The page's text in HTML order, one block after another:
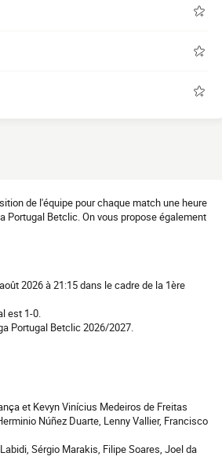
de l'équipe pour chaque match une heure
Portugal Betclic. On vous propose également
2026 à 21:15 dans le cadre de la 1ère
est 1-0.
Portugal Betclic 2026/2027.
et Kevyn Vinícius Medeiros de Freitas
Núñez Duarte, Lenny Vallier, Francisco
Sérgio Marakis, Filipe Soares, Joel da